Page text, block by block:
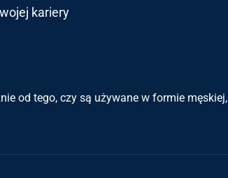
kariery
od tego, czy są używane w formie męskiej,